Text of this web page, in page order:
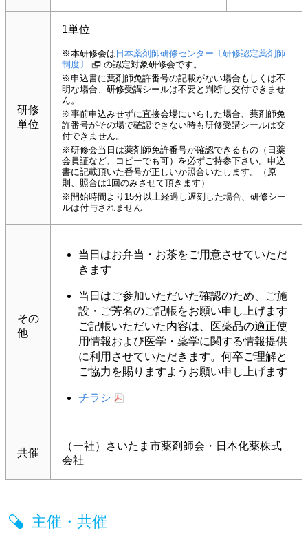
研修
単位
1単位
※本研修会は 日本薬剤師研修センター〔研修認定薬剤師
制度〕
の認定対象研修会です。
※申込書に薬剤師免許番号の記載がない場合もしくは不
明な場合、研修受講シールは不要と判断し交付できませ
ん。
※事前申込みせずに直接会場にいらした場合、薬剤師免
許番号がその場で確認できない時も研修受講シールは交
付できません。
※研修会当日は薬剤師免許番号が確認できるもの（日薬
会員証など、コピーでも可）を必ずご持参下さい。申込
書に記載頂いた番号が正しいか照合いたします。（原
則、照合は1回のみさせて頂きます）
※開始時間より15分以上経過し遅刻した場合、研修シー
ルは付与されません
その
他
当日はお弁当・お茶をご用意させていただ
きます
当日はご参加いただいた確認のため、ご施
設・ご芳名のご記帳をお願い申し上げます
ご記帳いただいた内容は、医薬品の適正使
用情報および医学・薬学に関する情報提供
に利用させていただきます。何卒ご理解と
ご協力を賜りますようお願い申し上げます
チラシ
共催
（一社）さいたま市薬剤師会・日本化薬株式
会社
主催・共催